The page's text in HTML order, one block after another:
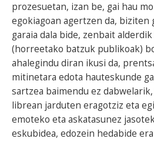
prozesuetan, izan be, gai hau
egokiagoan agertzen da, biziten
garaia dala bide, zenbait
(horreetako batzuk publikoak)
ahalegindu diran ikusi da,
mitinetara edota hauteskunde
sartzea baimendu ez
librean jarduten eragotziz eta
emoteko eta askatasunez
eskubidea, edozein hedabide